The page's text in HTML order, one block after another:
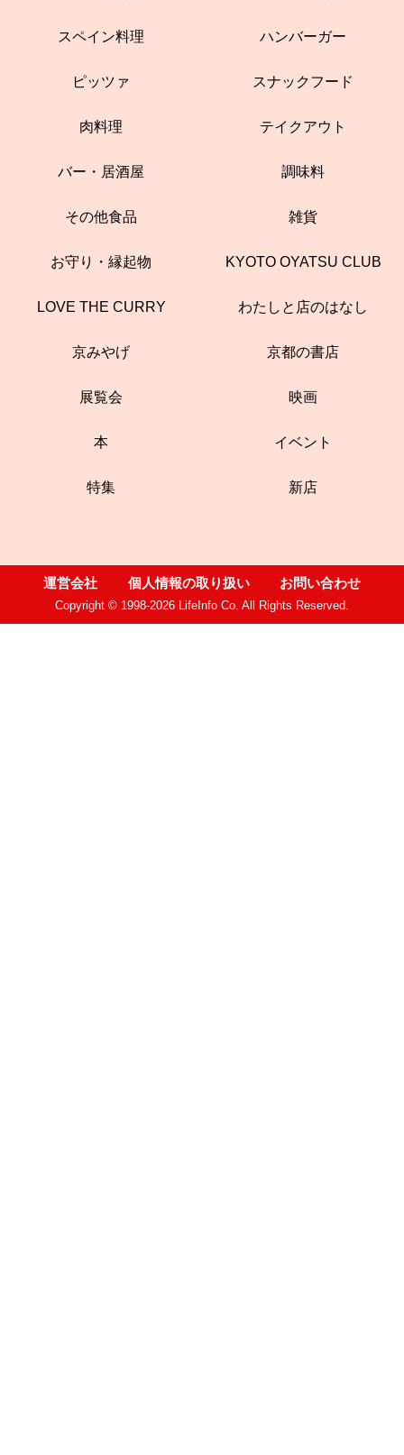
スペイン料理 ハンバーガー
ピッツァ スナックフード
肉料理 テイクアウト
バー・居酒屋 調味料
その他食品 雑貨
お守り・縁起物 KYOTO OYATSU CLUB
LOVE THE CURRY わたしと店のはなし
京みやげ 京都の書店
展覧会 映画
本 イベント
特集 新店
運営会社 個人情報の取り扱い お問い合わせ
Copyright © 1998-2026 LifeInfo Co. All Rights Reserved.